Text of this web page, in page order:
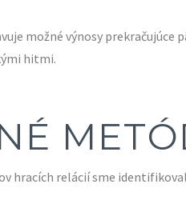
možné výnosy prekračujúce
hitmi.
hracích relácií sme